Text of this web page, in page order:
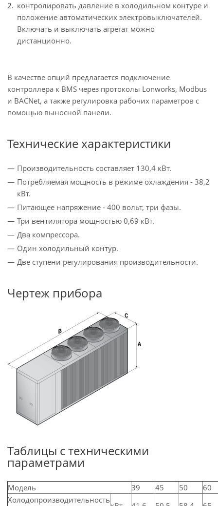
контролировать давление в холодильном контуре и
положение автоматических электровыключателей.
Включать и выключать агрегат можно
дистанционно.
В качестве опций предлагается подключение
контроллера к BMS через протоколы Lonworks, Modbus
и BACNet, а также регулировка рабочих параметров с
помощью выносной панели.
Технические характеристики
Производительность составляет 130,4 кВт.
Потребляемая мощность в режиме охлаждения - 38,2
кВт.
Питающее напряжение - 400 вольт, три фазы.
Три вентилятора мощностью 0,69 кВт.
Два компрессора.
Один холодильный контур.
Две ступени регулирования производительности.
Чертеж прибора
Таблицы с техническими
параметрами
Модель 39 45 50
60
Холодопроизводительность